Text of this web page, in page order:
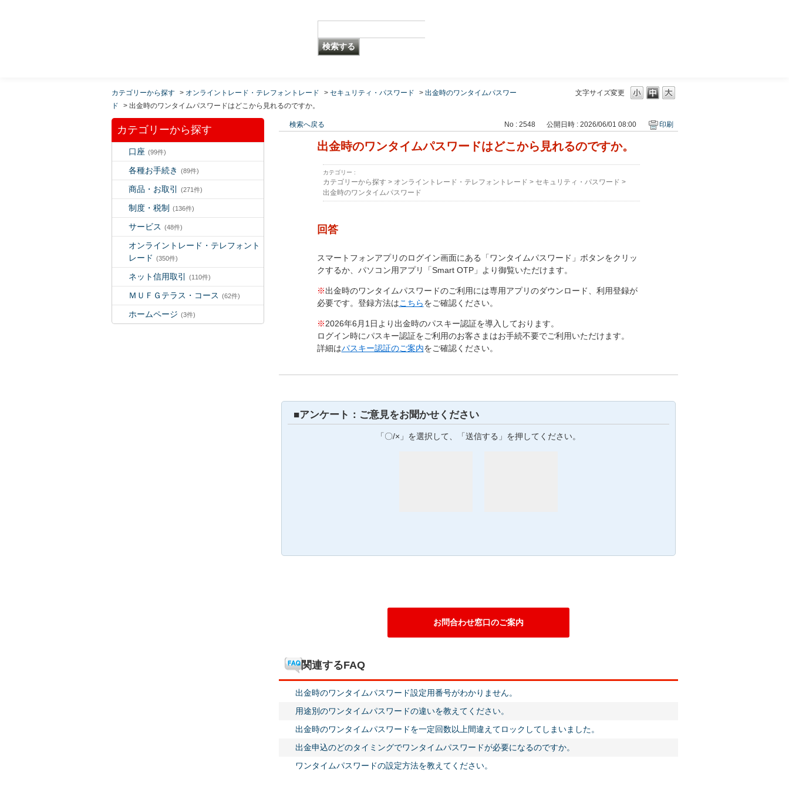
文字サイズ変更
カテゴリーから探す > オンライントレード・テレフォントレード > セキュリティ・パスワード > 出金時のワンタイムパスワー
ド
> 出金時のワンタイムパスワードはどこから見れるのですか。
カテゴリーから探す
口座 (99件)
各種お手続き (89件)
商品・お取引 (271件)
制度・税制 (136件)
サービス (48件)
オンライントレード・テレフォント
レード (350件)
ネット信用取引 (110件)
ＭＵＦＧテラス・コース (62件)
ホームページ (3件)
検索へ戻る No : 2548 公開日時 : 2026/06/01 08:00 印刷
出金時のワンタイムパスワードはどこから見れるのですか。
カテゴリー :
カテゴリーから探す > オンライントレード・テレフォントレード > セキュリティ・パスワード >
出金時のワンタイムパスワード
回答
スマートフォンアプリのログイン画面にある「ワンタイムパスワード」ボタンをクリッ
クするか、パソコン用アプリ「Smart OTP」より御覧いただけます。
※出金時のワンタイムパスワードのご利用には専用アプリのダウンロード、利用登録が
必要です。登録方法はこちらをご確認ください。
※2026年6月1日より出金時のパスキー認証を導入しております。
ログイン時にパスキー認証をご利用のお客さまはお手続不要でご利用いただけます。
詳細はパスキー認証のご案内をご確認ください。
■アンケート：ご意見をお聞かせください
「〇/×」を選択して、「送信する」を押してください。
お問合わせ窓口のご案内
関連するFAQ
出金時のワンタイムパスワード設定用番号がわかりません。
用途別のワンタイムパスワードの違いを教えてください。
出金時のワンタイムパスワードを一定回数以上間違えてロックしてしまいました。
出金申込のどのタイミングでワンタイムパスワードが必要になるのですか。
ワンタイムパスワードの設定方法を教えてください。